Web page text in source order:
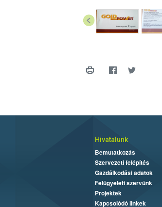
Hivatalunk
Bemutatkozás
Szervezeti felépítés
Gazdálkodási adatok
Felügyeleti szervünk
Projektek
Kapcsolódó linkek